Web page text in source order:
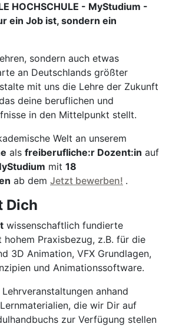
HOCHSCHULE - MyStudium -
ein Job ist, sondern ein
sondern auch etwas
an Deutschlands größter
mit uns die Lehre der Zukunft
deine beruflichen und
in den Mittelpunkt stellt.
Welt an unserem
als freiberufliche:r Dozent:in auf
mit 18
ab dem Jetzt bewerben! .
Dich
wissenschaftlich fundierte
hohem Praxisbezug, z.B. für die
3D Animation, VFX Grundlagen,
und Animationssoftware.
Lehrveranstaltungen anhand
die wir Dir auf
zur Verfügung stellen